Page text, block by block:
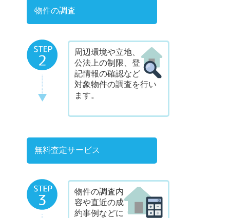
物件の調査
周辺環境や立地、
公法上の制限、登
記情報の確認など
対象物件の調査を行い
ます。
無料査定サービス
物件の調査内
容や直近の成
約事例などに